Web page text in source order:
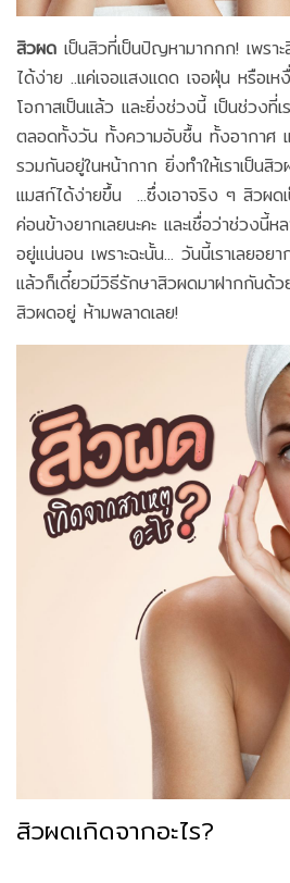
สิวผด เป็นสิวที่เป็นปัญหามากกก! เพรา
ได้ง่าย ..แค่เจอแสงแดด เจอฝุ่น หรือ
โอกาสเป็นแล้ว และยิ่งช่วงนี้ เป็นช่วงที่
ตลอดทั้งวัน ทั้งความอับชื้น ทั้งอากาศ
รวมกันอยู่ในหน้ากาก ยิ่งทำให้เราเป็นสิ
แมสก์ได้ง่ายขึ้น ...ซึ่งเอาจริง ๆ สิวผด
ค่อนข้างยากเลยนะคะ และเชื่อว่าช่วงนี้
อยู่แน่นอน เพราะฉะนั้น... วันนี้เราเลย
แล้วก็เดี๋ยวมีวิธีรักษาสิวผดมาฝากกันด้
สิวผดอยู่ ห้ามพลาดเลย!
สิวผดเกิดจากอะไร?